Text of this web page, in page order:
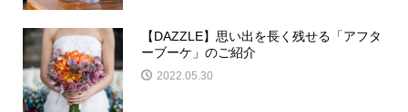
【DAZZLE】思い出を長く残せる「アフタ
ーブーケ」のご紹介
2022.05.30